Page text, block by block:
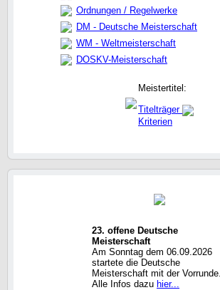
Ordnungen / Regelwerke
DM - Deutsche Meisterschaft
WM - Weltmeisterschaft
DOSKV-Meisterschaft
Meistertitel:
Titelträger
Kriterien
23. offene Deutsche
Meisterschaft
Am Sonntag dem 06.09.2026
startete die Deutsche
Meisterschaft mit der Vorrunde.
Alle Infos dazu hier...